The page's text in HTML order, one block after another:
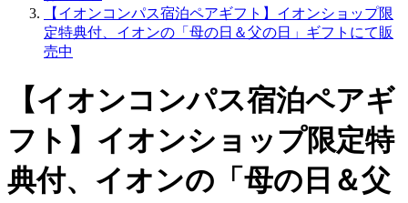
【イオンコンパス宿泊ペアギフト】イオンショップ限
定特典付、イオンの「母の日＆父の日」ギフトにて販
売中
【イオンコンパス宿泊ペアギ
フト】イオンショップ限定特
典付、イオンの「母の日＆父